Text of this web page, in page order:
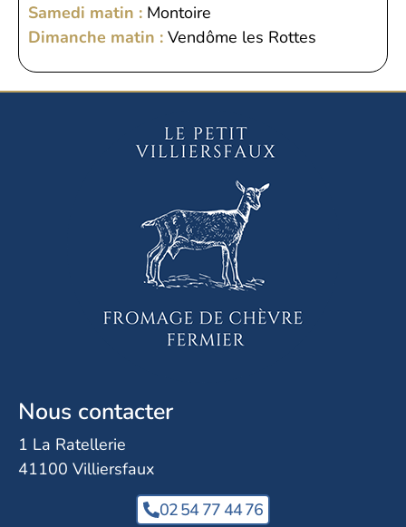
Samedi matin : Montoire
Dimanche matin : Vendôme les Rottes
Nous contacter
1 La Ratellerie
41100 Villiersfaux
02 54 77 44 76